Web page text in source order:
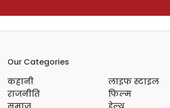
Our Categories
कहानी
राजनीति
लाइफ स्टाइल
फिल्म